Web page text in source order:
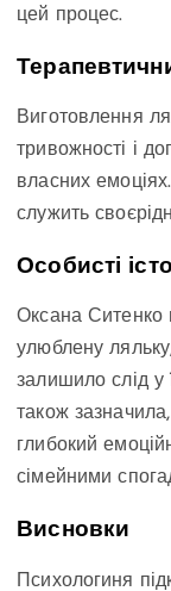
цей процес.
Виготовлення
тривожності і
власних
служить
Особисті
Оксана Ситенко
улюблену
залишило слід у
також
глибокий
сімейними
Висновки
Психологиня